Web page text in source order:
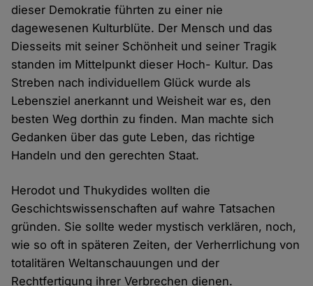
dieser Demokratie führten zu einer nie
dagewesenen Kulturblüte. Der Mensch und das
Diesseits mit seiner Schönheit und seiner Tragik
standen im Mittelpunkt dieser Hoch- Kultur. Das
Streben nach individuellem Glück wurde als
Lebensziel anerkannt und Weisheit war es, den
besten Weg dorthin zu finden. Man machte sich
Gedanken über das gute Leben, das richtige
Handeln und den gerechten Staat.
Herodot und Thukydides wollten die
Geschichtswissenschaften auf wahre Tatsachen
gründen. Sie sollte weder mystisch verklären, noch,
wie so oft in späteren Zeiten, der Verherrlichung von
totalitären Weltanschauungen und der
Rechtfertigung ihrer Verbrechen dienen.